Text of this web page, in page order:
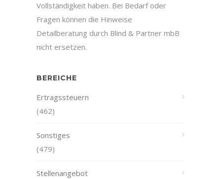
Vollständigkeit haben. Bei Bedarf oder
Fragen können die Hinweise
Detailberatung durch Blind & Partner mbB
nicht ersetzen.
BEREICHE
Ertragssteuern
(462)
Sonstiges
(479)
Stellenangebot